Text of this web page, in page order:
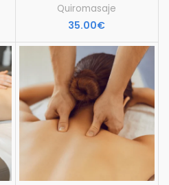
Quiromasaje
35.00€